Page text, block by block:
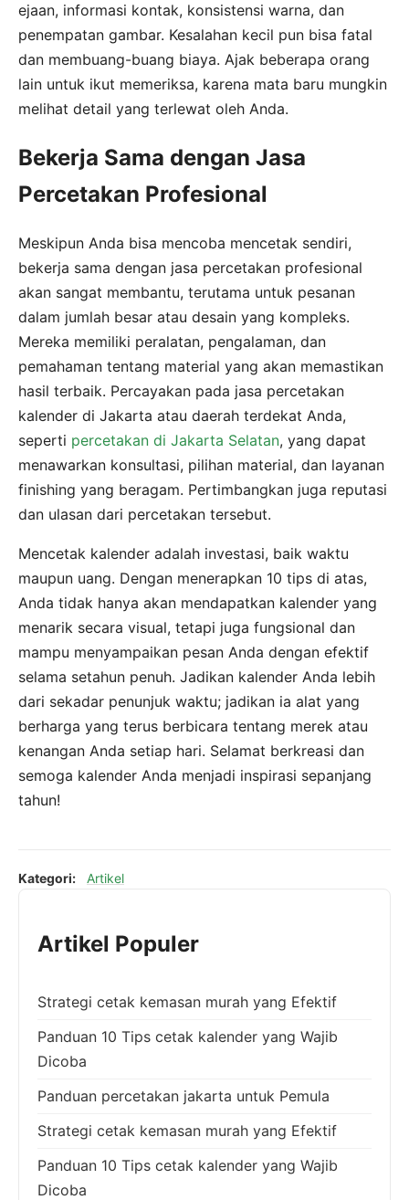
ejaan, informasi kontak, konsistensi warna, dan
penempatan gambar. Kesalahan kecil pun bisa fatal
dan membuang-buang biaya. Ajak beberapa orang
lain untuk ikut memeriksa, karena mata baru mungkin
melihat detail yang terlewat oleh Anda.
Bekerja Sama dengan Jasa
Percetakan Profesional
Meskipun Anda bisa mencoba mencetak sendiri,
bekerja sama dengan jasa percetakan profesional
akan sangat membantu, terutama untuk pesanan
dalam jumlah besar atau desain yang kompleks.
Mereka memiliki peralatan, pengalaman, dan
pemahaman tentang material yang akan memastikan
hasil terbaik. Percayakan pada jasa percetakan
kalender di Jakarta atau daerah terdekat Anda,
seperti percetakan di Jakarta Selatan, yang dapat
menawarkan konsultasi, pilihan material, dan layanan
finishing yang beragam. Pertimbangkan juga reputasi
dan ulasan dari percetakan tersebut.
Mencetak kalender adalah investasi, baik waktu
maupun uang. Dengan menerapkan 10 tips di atas,
Anda tidak hanya akan mendapatkan kalender yang
menarik secara visual, tetapi juga fungsional dan
mampu menyampaikan pesan Anda dengan efektif
selama setahun penuh. Jadikan kalender Anda lebih
dari sekadar penunjuk waktu; jadikan ia alat yang
berharga yang terus berbicara tentang merek atau
kenangan Anda setiap hari. Selamat berkreasi dan
semoga kalender Anda menjadi inspirasi sepanjang
tahun!
Kategori: Artikel
Artikel Populer
Strategi cetak kemasan murah yang Efektif
Panduan 10 Tips cetak kalender yang Wajib
Dicoba
Panduan percetakan jakarta untuk Pemula
Strategi cetak kemasan murah yang Efektif
Panduan 10 Tips cetak kalender yang Wajib
Dicoba